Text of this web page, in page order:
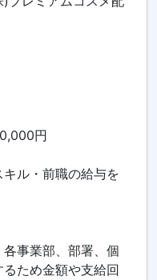
円
ル・前職の給与を
事業部、部署、個
ため金額や支給回